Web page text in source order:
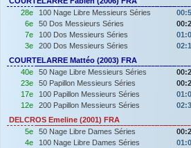
28e
100 Nage Libre Messieurs Séries
6e
50 Dos Messieurs Séries
7e
100 Dos Messieurs Séries
3e
200 Dos Messieurs Séries
COURTELARRE Mattéo (2003) FRA
40e
50 Nage Libre Messieurs Séries
23e
50 Papillon Messieurs Séries
17e
100 Papillon Messieurs Séries
12e
200 Papillon Messieurs Séries
DELCROS Emeline (2001) FRA
5e
50 Nage Libre Dames Séries
4e
100 Nage Libre Dames Séries